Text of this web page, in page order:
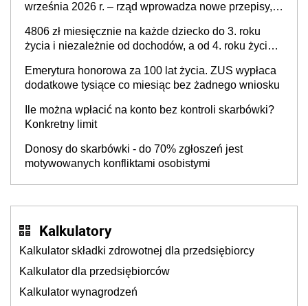
września 2026 r. – rząd wprowadza nowe przepisy,
4806 zł miesięcznie na każde dziecko do 3. roku
życia i niezależnie od dochodów, a od 4. roku życia
spadku liczby urodzeń w Polsce
Emerytura honorowa za 100 lat życia. ZUS wypłaca
dodatkowe tysiące co miesiąc bez żadnego wniosku
Ile można wpłacić na konto bez kontroli skarbówki?
Konkretny limit
Donosy do skarbówki - do 70% zgłoszeń jest
motywowanych konfliktami osobistymi
Kalkulatory
Kalkulator składki zdrowotnej dla przedsiębiorcy
Kalkulator dla przedsiębiorców
Kalkulator wynagrodzeń